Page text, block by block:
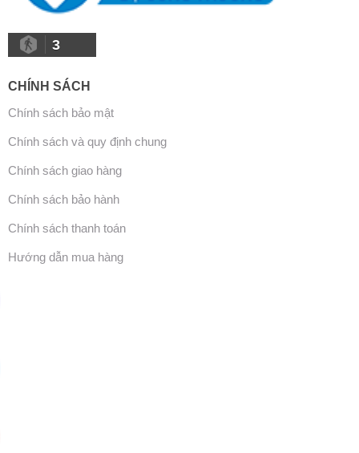
3
CHÍNH SÁCH
Chính sách bảo mật
Chính sách và quy định chung
Chính sách giao hàng
Chính sách bảo hành
Chính sách thanh toán
Hướng dẫn mua hàng